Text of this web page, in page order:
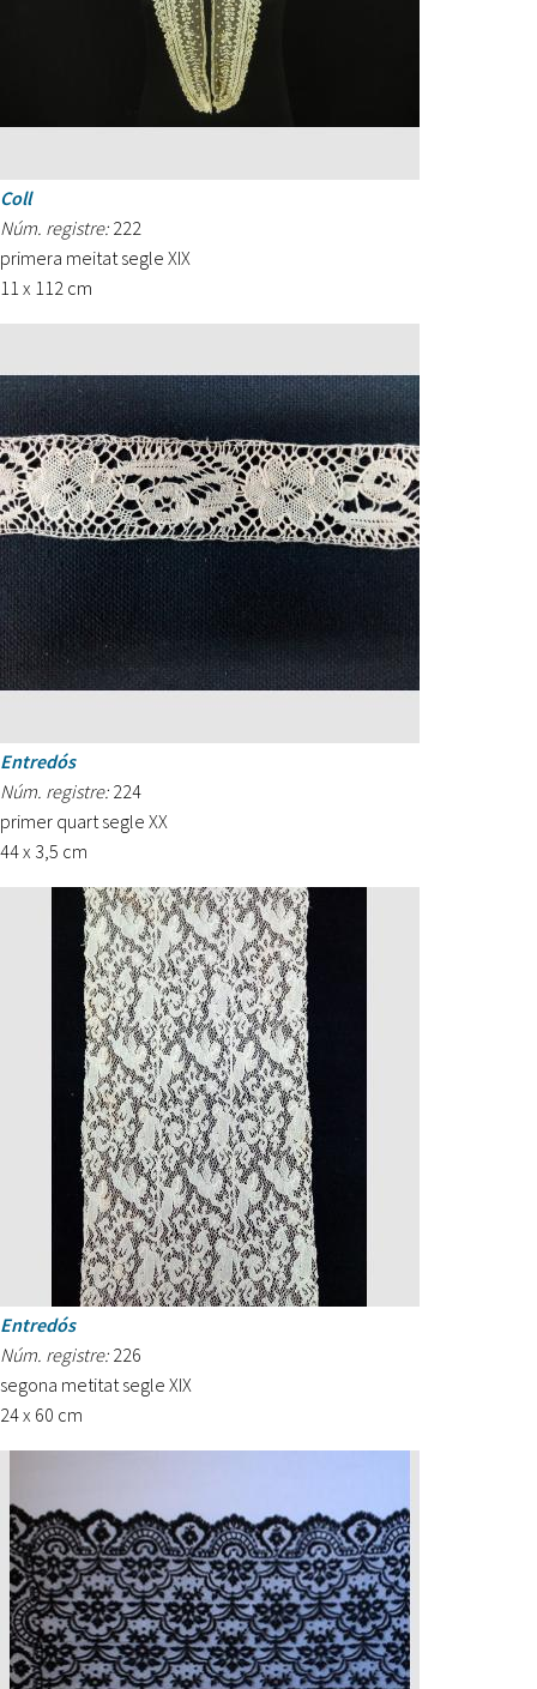
Coll
Núm. registre: 222
primera meitat segle XIX
11 x 112 cm
Entredós
Núm. registre: 224
primer quart segle XX
44 x 3,5 cm
Entredós
Núm. registre: 226
segona metitat segle XIX
24 x 60 cm